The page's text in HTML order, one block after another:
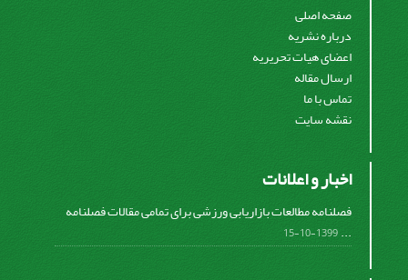
صفحه اصلی
درباره نشریه
اعضای هیات تحریریه
ارسال مقاله
تماس با ما
نقشه سایت
اخبار و اعلانات
فصلنامه مطالعات بازاریابی ورزشی برای تمامی مقالات فصلنامه
...
1399-10-15